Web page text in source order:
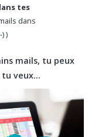
tes
dans
)
mails, tu peux
tu veux…